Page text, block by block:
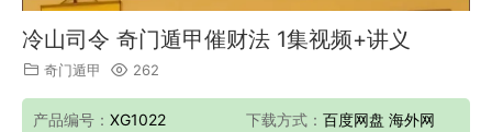
冷山司令 奇门遁甲催财法 1集视频+讲义
奇门遁甲 262
产品编号： XG1022 下载方式： 百度网盘 海外网